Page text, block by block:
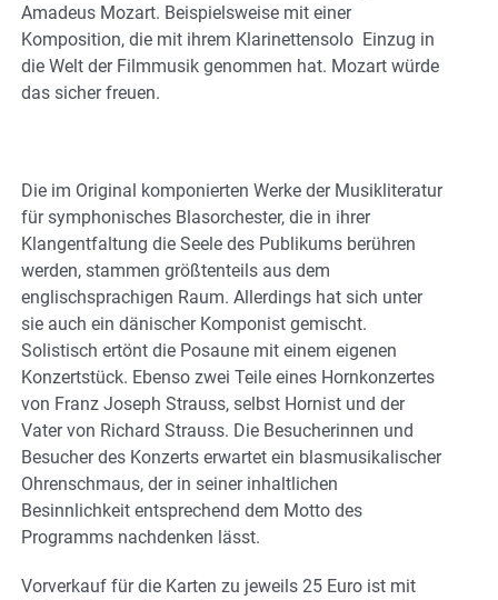
Amadeus Mozart. Beispielsweise mit einer
Komposition, die mit ihrem Klarinettensolo Einzug in
die Welt der Filmmusik genommen hat. Mozart würde
das sicher freuen.
Die im Original komponierten Werke der Musikliteratur
für symphonisches Blasorchester, die in ihrer
Klangentfaltung die Seele des Publikums berühren
werden, stammen größtenteils aus dem
englischsprachigen Raum. Allerdings hat sich unter
sie auch ein dänischer Komponist gemischt.
Solistisch ertönt die Posaune mit einem eigenen
Konzertstück. Ebenso zwei Teile eines Hornkonzertes
von Franz Joseph Strauss, selbst Hornist und der
Vater von Richard Strauss. Die Besucherinnen und
Besucher des Konzerts erwartet ein blasmusikalischer
Ohrenschmaus, der in seiner inhaltlichen
Besinnlichkeit entsprechend dem Motto des
Programms nachdenken lässt.
Vorverkauf für die Karten zu jeweils 25 Euro ist mit